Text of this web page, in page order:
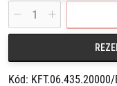
kufry/tašky TRAX,
Shad;
- vyrobeno z oválné
Obsah balení:
2 x boční nosič EVO,
Kód: KFT.06.435.20000/